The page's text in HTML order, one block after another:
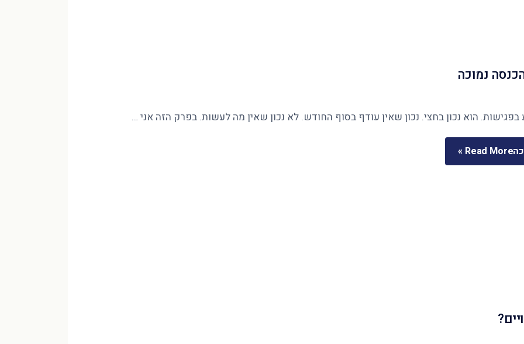
נמוכה
הוא נכון בחצי. נכון שאין עודף בסוף החודש. לא נכון שאין מה לעשות. בפרק הזה אני …
Read More »